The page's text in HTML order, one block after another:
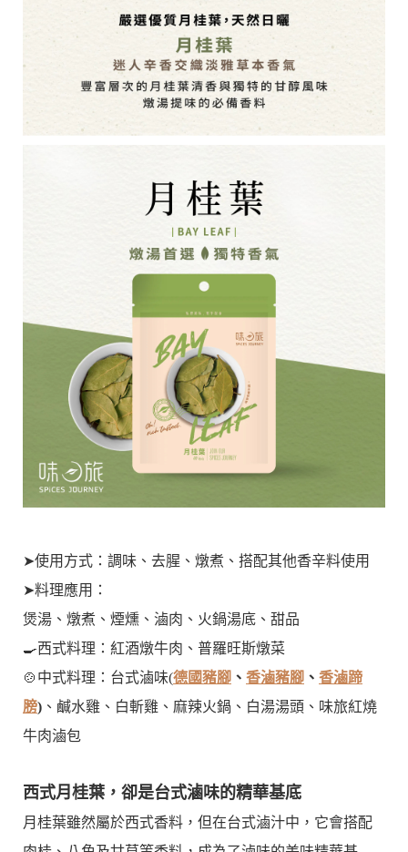
➤使用方式：調味、去腥、燉煮、搭配其他香辛料使用
➤料理應用 ：
煲湯、燉煮、煙燻、滷肉、 火鍋湯底、甜品
🍳西式料理：紅酒燉牛肉、普羅旺斯燉菜
🍲中式料理：台式滷味(德國豬腳 、 香滷豬腳 、 香滷蹄
膀) 、鹹水雞、白斬雞、麻辣火鍋、白湯湯頭、味旅紅燒
牛肉滷包
西式月桂葉，卻是台式滷味的精華基底
月桂葉雖然屬於西式香料，但在台式滷汁中，它會搭配